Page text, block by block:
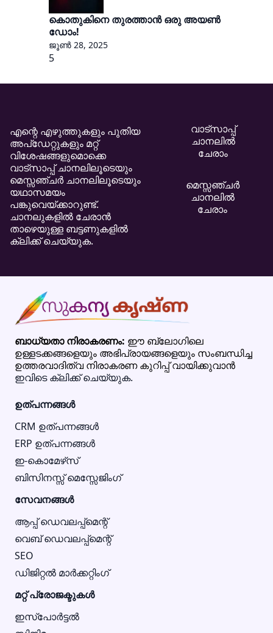
കൊതുകിനെ തുരത്താൻ ഒരു അയൺ
ഡോം!
ജൂൺ 28, 2025
5
എന്റെ എഴുത്തുകളും പുതിയ
അപ്ഡേറ്റുകളും മറ്റ്
വിശേഷങ്ങളുമൊക്കെ
വാട്സാപ്പ് ചാനലിലൂടെയും
മെസ്സഞ്ചർ ചാനലിലൂടെയും
യഥാസമയം
പങ്കുവെയ്ക്കാറുണ്ട്.
ചാനലുകളിൽ ചേരാൻ
താഴെയുള്ള ബട്ടണുകളിൽ
ക്ലിക്ക് ചെയ്യുക.
വാട്സാപ്പ്
ചാനലിൽ
ചേരാം
മെസ്സഞ്ചർ
ചാനലിൽ
ചേരാം
ബാധ്യതാ നിരാകരണം: ഈ ബ്ലോഗിലെ
ഉള്ളടക്കങ്ങളെയും അഭിപ്രായങ്ങളെയും സംബന്ധിച്ച
ഉത്തരവാദിത്വ നിരാകരണ കുറിപ്പ് വായിക്കുവാൻ
ഇവിടെ ക്ലിക്ക് ചെയ്യുക.
ഉത്പന്നങ്ങൾ
CRM ഉത്പന്നങ്ങൾ
ERP ഉത്പന്നങ്ങൾ
ഇ-കൊമേഴ്‌സ്
ബിസിനസ്സ് മെസ്സേജിംഗ്
സേവനങ്ങൾ
ആപ്പ് ഡെവലപ്പ്മെന്റ്
വെബ് ഡെവലപ്പ്മെന്റ്
SEO
ഡിജിറ്റൽ മാർക്കറ്റിംഗ്
മറ്റ് പ്രോജക്ടുകൾ
ഇസ്‌പോർട്ടൽ